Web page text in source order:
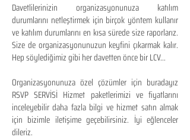
Davetlilerinizin organizasyonunuza katılım
durumlarını netleştirmek için birçok yöntem kullanır
ve katılım durumlarını en kısa sürede size raporlarız.
Size de organizasyonunuzun keyfini çıkarmak kalır.
Hep söylediğimiz gibi her davetten önce bir LCV...
Organizasyonunuza özel çözümler için buradayız
RSVP SERVİSİ Hizmet paketlerimizi ve fiyatlarını
inceleyebilir daha fazla bilgi ve hizmet satın almak
için bizimle iletişime geçebilirsiniz. İyi eğlenceler
dileriz.